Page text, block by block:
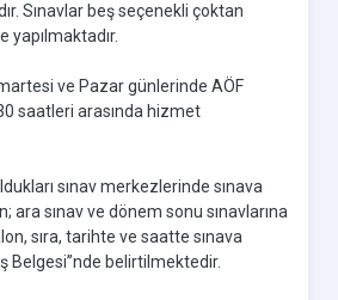
Sınavlar beş seçenekli çoktan
yapılmaktadır.
ve Pazar günlerinde AÖF
saatleri arasında hizmet
sınav merkezlerinde sınava
ara sınav ve dönem sonu sınavlarına
sıra, tarihte ve saatte sınava
Belgesi”nde belirtilmektedir.